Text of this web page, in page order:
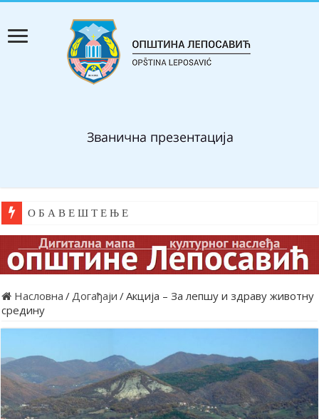
О Б А В Е Ш Т Е Њ Е
Насловна /Догађаји /Акција – За лепшу и здраву животну
средину